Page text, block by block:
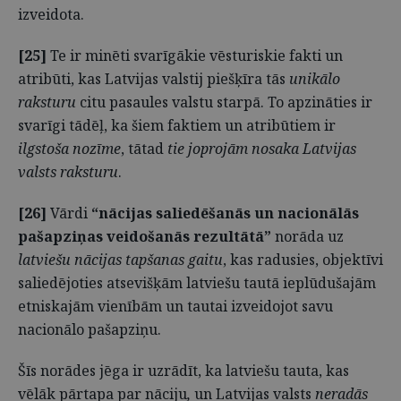
izveidota.
[25] Te ir minēti svarīgākie vēsturiskie fakti un
atribūti, kas Latvijas valstij piešķīra tās unikālo
raksturu citu pasaules valstu starpā. To apzināties ir
svarīgi tādēļ, ka šiem faktiem un atribūtiem ir
ilgstoša nozīme, tātad tie joprojām nosaka Latvijas
valsts raksturu.
[26] Vārdi “nācijas saliedēšanās un nacionālās
pašapziņas veidošanās rezultātā” norāda uz
latviešu nācijas tapšanas gaitu, kas radusies, objektīvi
saliedējoties atsevišķām latviešu tautā ieplūdušajām
etniskajām vienībām un tautai izveidojot savu
nacionālo pašapziņu.
Šīs norādes jēga ir uzrādīt, ka latviešu tauta, kas
vēlāk pārtapa par nāciju, unLatvijas valsts neradās